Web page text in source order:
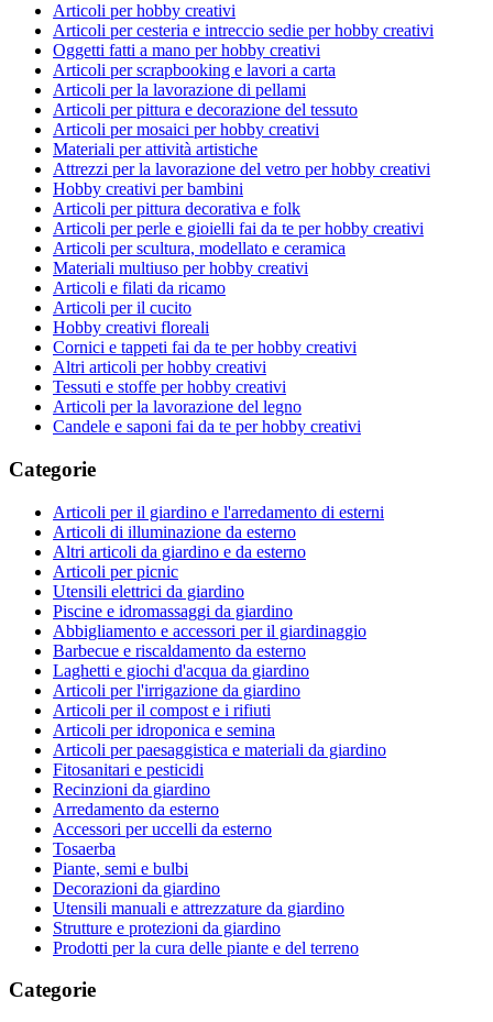
Articoli per hobby creativi
Articoli per cesteria e intreccio sedie per hobby creativi
Oggetti fatti a mano per hobby creativi
Articoli per scrapbooking e lavori a carta
Articoli per la lavorazione di pellami
Articoli per pittura e decorazione del tessuto
Articoli per mosaici per hobby creativi
Materiali per attività artistiche
Attrezzi per la lavorazione del vetro per hobby creativi
Hobby creativi per bambini
Articoli per pittura decorativa e folk
Articoli per perle e gioielli fai da te per hobby creativi
Articoli per scultura, modellato e ceramica
Materiali multiuso per hobby creativi
Articoli e filati da ricamo
Articoli per il cucito
Hobby creativi floreali
Cornici e tappeti fai da te per hobby creativi
Altri articoli per hobby creativi
Tessuti e stoffe per hobby creativi
Articoli per la lavorazione del legno
Candele e saponi fai da te per hobby creativi
Categorie
Articoli per il giardino e l'arredamento di esterni
Articoli di illuminazione da esterno
Altri articoli da giardino e da esterno
Articoli per picnic
Utensili elettrici da giardino
Piscine e idromassaggi da giardino
Abbigliamento e accessori per il giardinaggio
Barbecue e riscaldamento da esterno
Laghetti e giochi d'acqua da giardino
Articoli per l'irrigazione da giardino
Articoli per il compost e i rifiuti
Articoli per idroponica e semina
Articoli per paesaggistica e materiali da giardino
Fitosanitari e pesticidi
Recinzioni da giardino
Arredamento da esterno
Accessori per uccelli da esterno
Tosaerba
Piante, semi e bulbi
Decorazioni da giardino
Utensili manuali e attrezzature da giardino
Strutture e protezioni da giardino
Prodotti per la cura delle piante e del terreno
Categorie